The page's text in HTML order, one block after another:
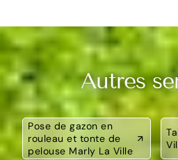
Autres
Pose de gazon en
rouleau et tonte de
pelouse Marly La Ville